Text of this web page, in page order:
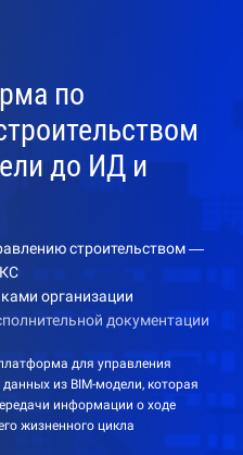
по
до ИД и
строительством —
организации
документации
для управления
из BIM-модели, которая
информации о ходе
жизненного цикла